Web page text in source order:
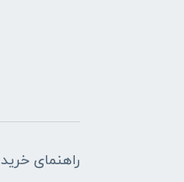
راهنمای خرید